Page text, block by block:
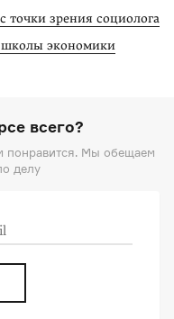
зрения социолога
экономики
всего?
понравится. Мы обещаем
делу